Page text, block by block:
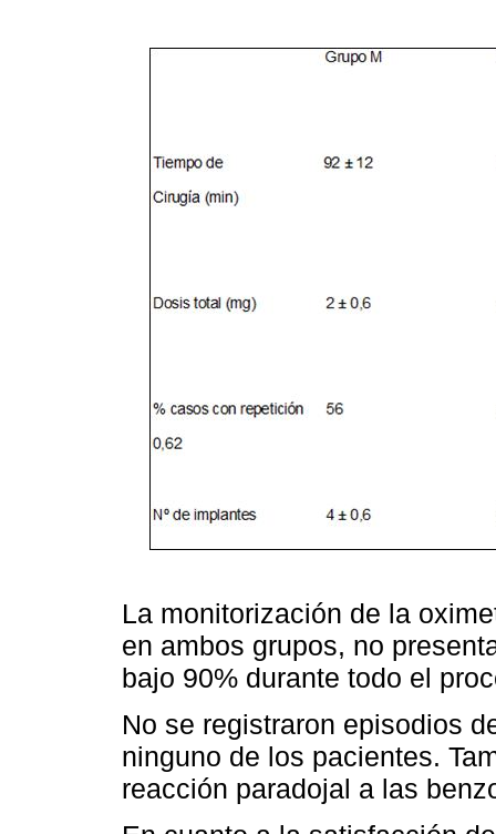
La monitorización de la
en ambos grupos, no
bajo 90% durante todo el
No se registraron episodios
ninguno de los pacientes.
reacción paradojal a las